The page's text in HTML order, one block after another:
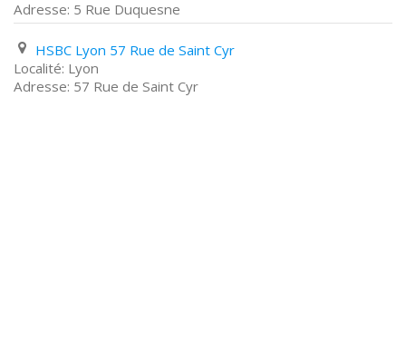
5 Rue Duquesne
HSBC Lyon 57 Rue de Saint Cyr
Lyon
57 Rue de Saint Cyr